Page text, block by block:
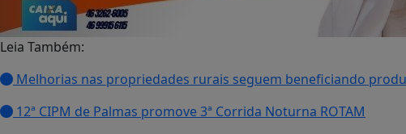
Leia Também:
Melhorias nas propriedades rurais seguem beneficiando
12ª CIPM de Palmas promove 3ª Corrida Noturna ROTAM